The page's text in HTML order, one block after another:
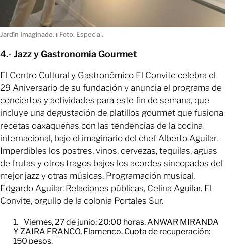
Jardín Imaginado.ı Foto: Especial.
4.- Jazz y Gastronomía Gourmet
El Centro Cultural y Gastronómico El Convite celebra el
29 Aniversario de su fundación y anuncia el programa de
conciertos y actividades para este fin de semana, que
incluye una degustación de platillos gourmet que fusiona
recetas oaxaqueñas con las tendencias de la cocina
internacional, bajo el imaginario del chef Alberto Aguilar.
Imperdibles los postres, vinos, cervezas, tequilas, aguas
de frutas y otros tragos bajos los acordes sincopados del
mejor jazz y otras músicas. Programación musical,
Edgardo Aguilar. Relaciones públicas, Celina Aguilar. El
Convite, orgullo de la colonia Portales Sur.
Viernes, 27 de junio: 20:00 horas. ANWAR MIRANDA
Y ZAIRA FRANCO, Flamenco. Cuota de recuperación:
150 pesos.